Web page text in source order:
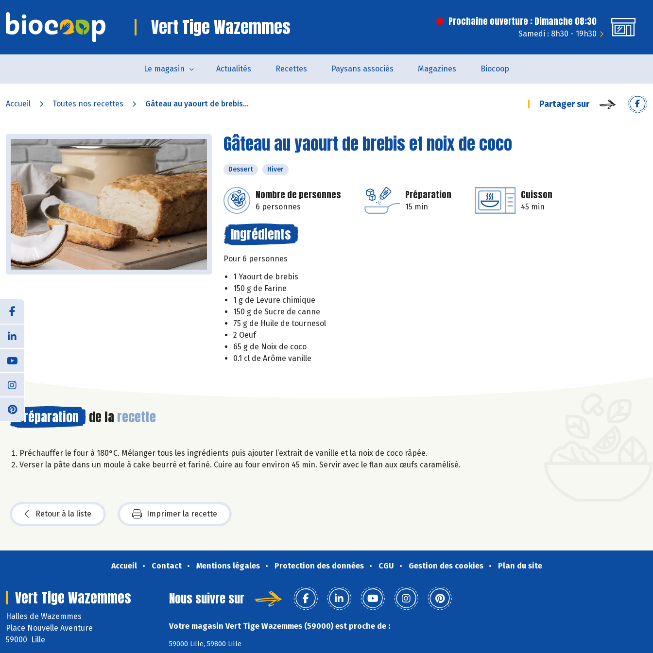
Vert Tige Wazemmes Prochaine ouverture : Dimanche 08:30
Samedi : 8h30 - 19h30
Le magasin Actualités Recettes Paysans associés Magazines Biocoop
Accueil Toutes nos recettes Gâteau au yaourt de brebis... Partager sur
Gâteau au yaourt de brebis et noix de coco
Dessert Hiver
Nombre de personnes
6 personnes
Préparation
15 min
Cuisson
45 min
Ingrédients
Pour 6 personnes
1 Yaourt de brebis
150 g de Farine
1 g de Levure chimique
150 g de Sucre de canne
75 g de Huile de tournesol
2 Oeuf
65 g de Noix de coco
0.1 cl de Arôme vanille
Préparation de la recette
Préchauffer le four à 180°C. Mélanger tous les ingrédients puis ajouter l’extrait de vanille et la noix de coco râpée.
Verser la pâte dans un moule à cake beurré et fariné. Cuire au four environ 45 min. Servir avec le flan aux œufs caramélisé.
Retour à la liste Imprimer la recette
Accueil Contact Mentions légales Protection des données CGU Gestion des cookies Plan du site
Vert Tige Wazemmes
Halles de Wazemmes
Place Nouvelle Aventure
59000 Lille
Nous suivre sur
Votre magasin Vert Tige Wazemmes (59000) est proche de :
59000 Lille, 59800 Lille